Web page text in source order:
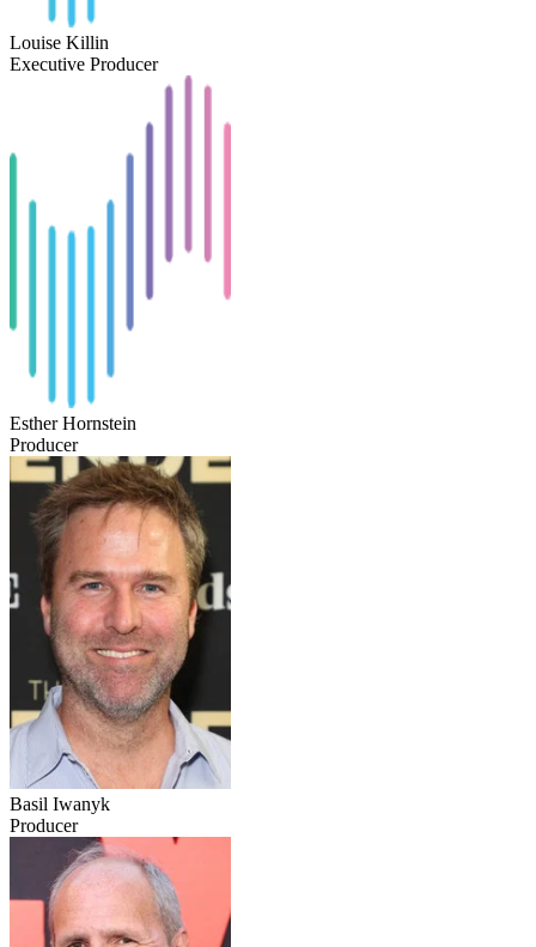
Louise Killin
Executive Producer
Esther Hornstein
Producer
Basil Iwanyk
Producer